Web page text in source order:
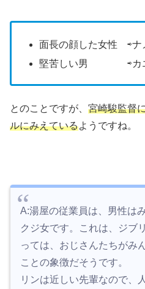
面長の顔した女性 ⇨ナ
堅苦しい男 ⇨カ
とのことですが、 宮崎駿監督
ルにみえているようですね。
A:湯屋の従業員は、男性は
クジ女です。これは、ジブ
っては、おじさんたちがみ
ことの象徴だそうです。
リンは近しい先輩なので、